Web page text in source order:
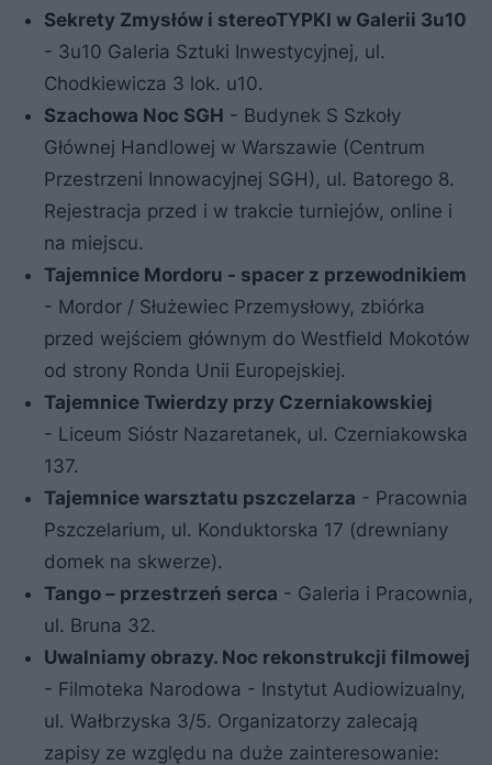
Sekrety Zmysłów i stereoTYPKI w Galerii 3u10
- 3u10 Galeria Sztuki Inwestycyjnej, ul.
Chodkiewicza 3 lok. u10.
Szachowa Noc SGH - Budynek S Szkoły
Głównej Handlowej w Warszawie (Centrum
Przestrzeni Innowacyjnej SGH), ul. Batorego 8.
Rejestracja przed i w trakcie turniejów, online i
na miejscu.
Tajemnice Mordoru - spacer z przewodnikiem
- Mordor / Służewiec Przemysłowy, zbiórka
przed wejściem głównym do Westfield Mokotów
od strony Ronda Unii Europejskiej.
Tajemnice Twierdzy przy Czerniakowskiej
- Liceum Sióstr Nazaretanek, ul. Czerniakowska
137.
Tajemnice warsztatu pszczelarza - Pracownia
Pszczelarium, ul. Konduktorska 17 (drewniany
domek na skwerze).
Tango – przestrzeń serca - Galeria i Pracownia,
ul. Bruna 32.
Uwalniamy obrazy. Noc rekonstrukcji filmowej
- Filmoteka Narodowa - Instytut Audiowizualny,
ul. Wałbrzyska 3/5. Organizatorzy zalecają
zapisy ze względu na duże zainteresowanie: